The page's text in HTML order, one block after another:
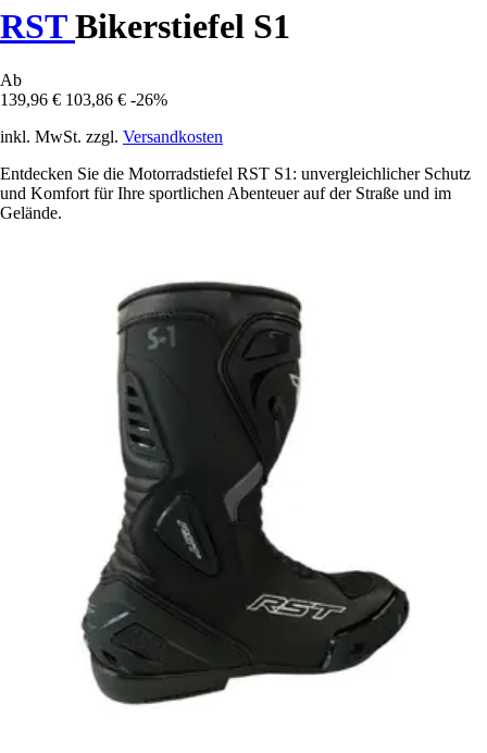
RSTBikerstiefel S1
Ab
139,96 € 103,86 € -26%
inkl. MwSt. zzgl. Versandkosten
Entdecken Sie die Motorradstiefel RST S1: unvergleichlicher Schutz
und Komfort für Ihre sportlichen Abenteuer auf der Straße und im
Gelände.